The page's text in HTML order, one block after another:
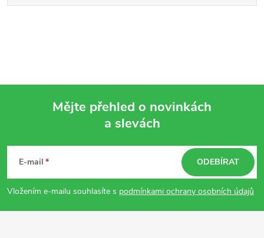
p
a
Mějte přehled o novinkách
a slevách
E-mail
Vložením e-mailu souhlasíte s podmínkami ochrany osobních údajů
ODEBÍRAT